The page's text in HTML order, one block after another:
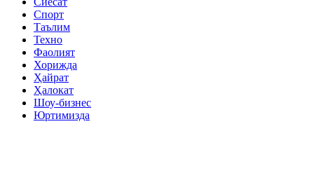
Спорт
Таълим
Техно
Фаолият
Хорижда
Ҳайрат
Ҳалокат
Шоу-бизнес
Юртимизда